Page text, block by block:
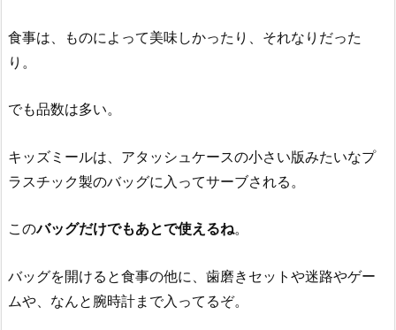
食事は、ものによって美味しかったり、それなりだった
り。
でも品数は多い。
キッズミールは、アタッシュケースの小さい版みたいなプ
ラスチック製のバッグに入ってサーブされる。
このバッグだけでもあとで使えるね。
バッグを開けると食事の他に、歯磨きセットや迷路やゲー
ムや、なんと腕時計まで入ってるぞ。